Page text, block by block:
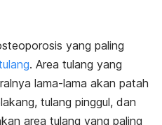
yang paling
. Area tulang yang
lama-lama akan patah
tulang pinggul, dan
area tulang yang paling